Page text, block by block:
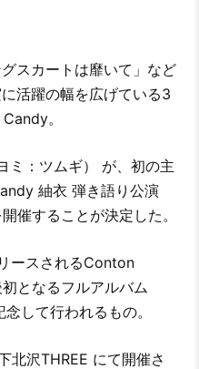
スカートは靡いて」など
活躍の幅を広げている3
。
ミ：ツムギ） が、初の主
紬衣 弾き語り公演
催することが決定した。
ースされるConton
となるフルアルバム
して行われるもの。
北沢THREE にて開催さ